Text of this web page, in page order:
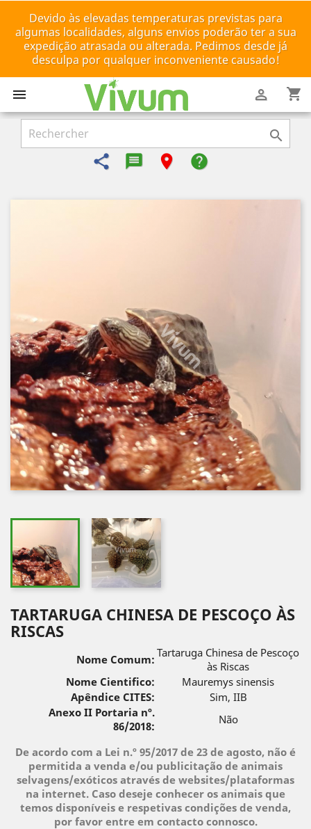
Devido às elevadas temperaturas previstas para
algumas localidades, alguns envios poderão ter a sua
expedição atrasada ou alterada. Pedimos desde já
desculpa por qualquer inconveniente causado!
 shopping_cart


share message-reply-text
room help
TARTARUGA CHINESA DE PESCOÇO ÀS
RISCAS
Nome Comum: Tartaruga Chinesa de Pescoço
às Riscas
Nome Cientifico:
Mauremys sinensis
Apêndice CITES:
Sim, IIB
Anexo II Portaria nº.
86/2018:
Não
De acordo com a Lei n.º 95/2017 de 23 de agosto, não é
permitida a venda e/ou publicitação de animais
selvagens/exóticos através de websites/plataformas
na internet. Caso deseje conhecer os animais que
temos disponíveis e respetivas condições de venda,
por favor entre em contacto connosco.